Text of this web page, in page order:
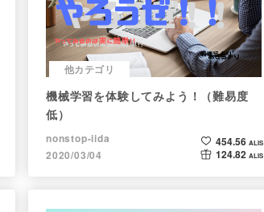
他カテゴリ
機械学習を体験してみよう！（難易度
低）
nonstop-iida
2020/03/04
454.56 ALIS
124.82 ALIS